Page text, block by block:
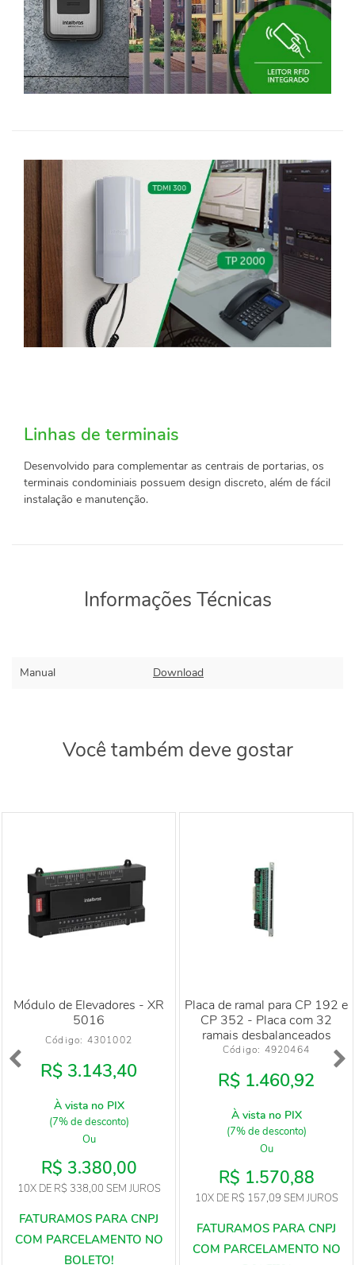
Linhas de terminais
Desenvolvido para complementar as centrais de portarias, os
terminais condominiais possuem design discreto, além de fácil
instalação e manutenção.
Informações Técnicas
Manual Download
Você também deve gostar
Módulo de Elevadores - XR
5016
Código: 4301002
R$ 3.143,40
À vista no PIX
(7% de desconto)
Ou
R$ 3.380,00
10XDE R$ 338,00 SEM JUROS
Placa de ramal para CP 192 e
CP 352 - Placa com 32
ramais desbalanceados
Código: 4920464
R$ 1.460,92
À vista no PIX
(7% de desconto)
Ou
R$ 1.570,88
10XDE R$ 157,09 SEM JUROS